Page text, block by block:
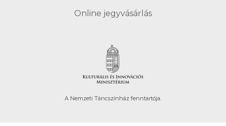
Online jegyvásárlás
A Nemzeti Táncszínház fenntartója.